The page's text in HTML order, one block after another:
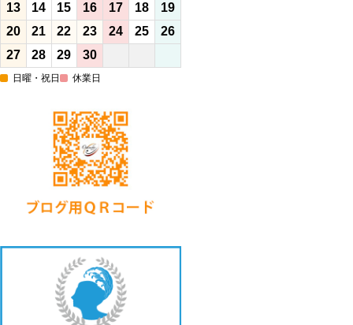
13
14 15 16 17 18
19
20
21 22 23 24 25
26
27
28 29 30
日曜・祝日 休業日